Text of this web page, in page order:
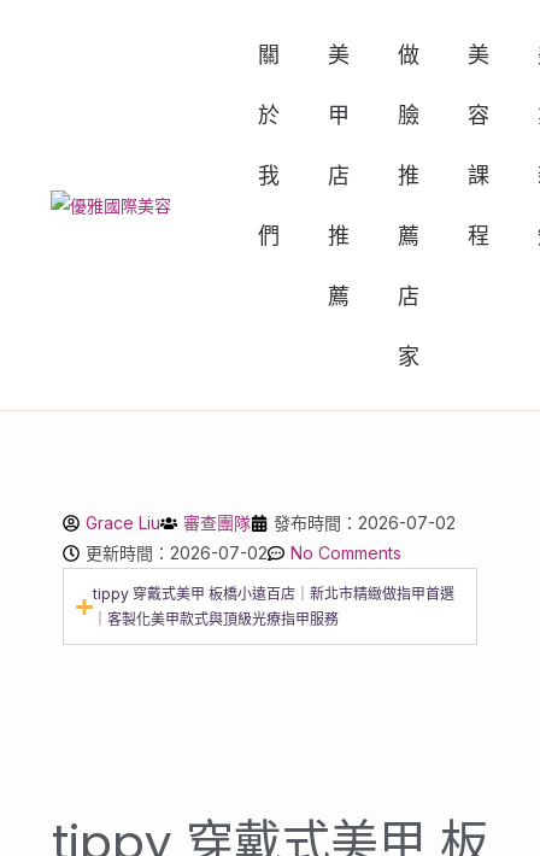
關
於
我
們
美
甲
店
推
薦
做
臉
推
薦
店
家
美
容
課
程
Grace Liu 審查團隊
發布時間：2026-07-02
更新時間：2026-07-02
No Comments
tippy 穿戴式美甲 板橋小遠百店｜新北市精緻做指甲首選
｜客製化美甲款式與頂級光療指甲服務